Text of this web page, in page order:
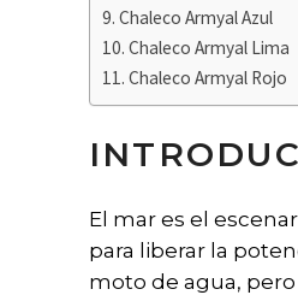
Chaleco Armyal Azul
Chaleco Armyal Lima
Chaleco Armyal Rojo
El mar es el
para liberar la
moto de agua,